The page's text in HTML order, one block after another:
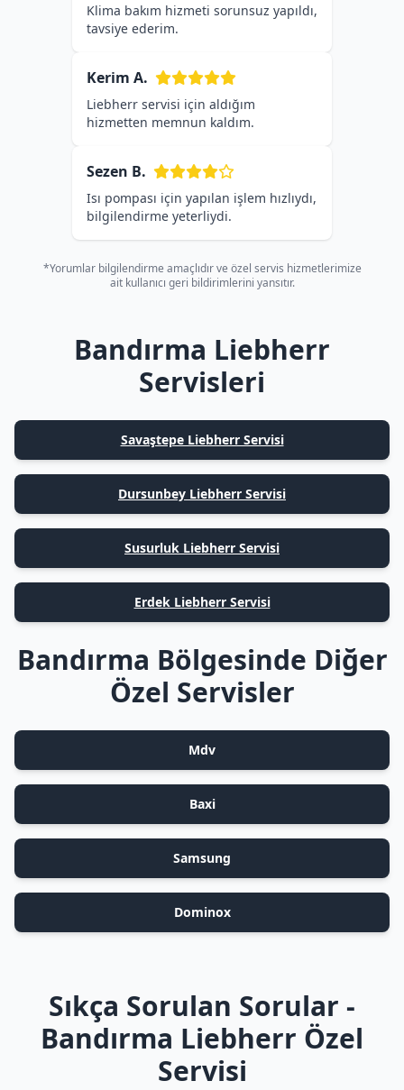
Klima bakım hizmeti sorunsuz yapıldı,
tavsiye ederim.
Kerim A.
Liebherr servisi için aldığım
hizmetten memnun kaldım.
Sezen B.
Isı pompası için yapılan işlem hızlıydı,
bilgilendirme yeterliydi.
*Yorumlar bilgilendirme amaçlıdır ve özel servis hizmetlerimize
ait kullanıcı geri bildirimlerini yansıtır.
Bandırma Liebherr
Servisleri
Savaştepe Liebherr Servisi
Dursunbey Liebherr Servisi
Susurluk Liebherr Servisi
Erdek Liebherr Servisi
Bandırma Bölgesinde Diğer
Özel Servisler
Mdv
Baxi
Samsung
Dominox
Sıkça Sorulan Sorular -
Bandırma Liebherr Özel
Servisi